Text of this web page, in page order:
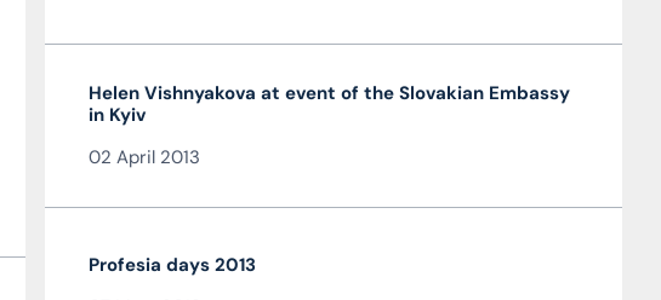
Helen Vishnyakova at event of the Slovakian Embassy
in Kyiv
02 April 2013
Profesia days 2013